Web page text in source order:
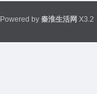
Powered by 秦淮生活网 X3.2